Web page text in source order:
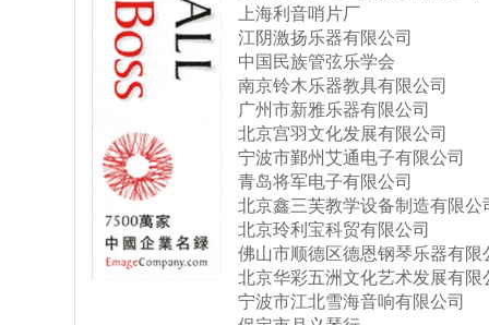
上海利音哨片厂
江阴激扬乐器有限公司
中国民族管弦乐学会
南京铃木乐器教具有限公司
广州市新雅乐器有限公司
北京宫羽文化发展有限公司
宁波市鄞州艾通电子有限公司
青岛将军电子有限公司
北京鑫三芙教学设备制造有限公
北京玲利宝科贸有限公司
佛山市顺德区德恩钢琴乐器有限
北京华彩五洲文化艺术发展有限
宁波市江北雪海音响有限公司